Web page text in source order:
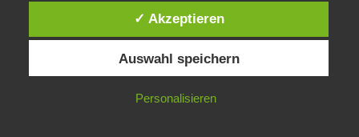
Umwelt
Diese Website verwendet Cookies. Durch die weitere Nutzung dieser
Website stimmst du der Verwendung von Cookies zu.
IN ORDNUNG
✓ Akzeptieren
Auswahl speichern
Personalisieren